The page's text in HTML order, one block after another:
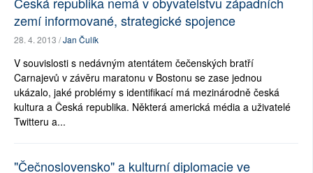
zemí informované, strategické spojence
28. 4. 2013 /Jan Čulík
V souvislosti s nedávným atentátem čečenských bratří
Carnajevů v závěru maratonu v Bostonu se zase jednou
ukázalo, jaké problémy s identifikací má mezinárodně česká
kultura a Česká republika. Některá americká média a uživatelé
Twitteru a...
"Čečnoslovensko" a kulturní diplomacie ve